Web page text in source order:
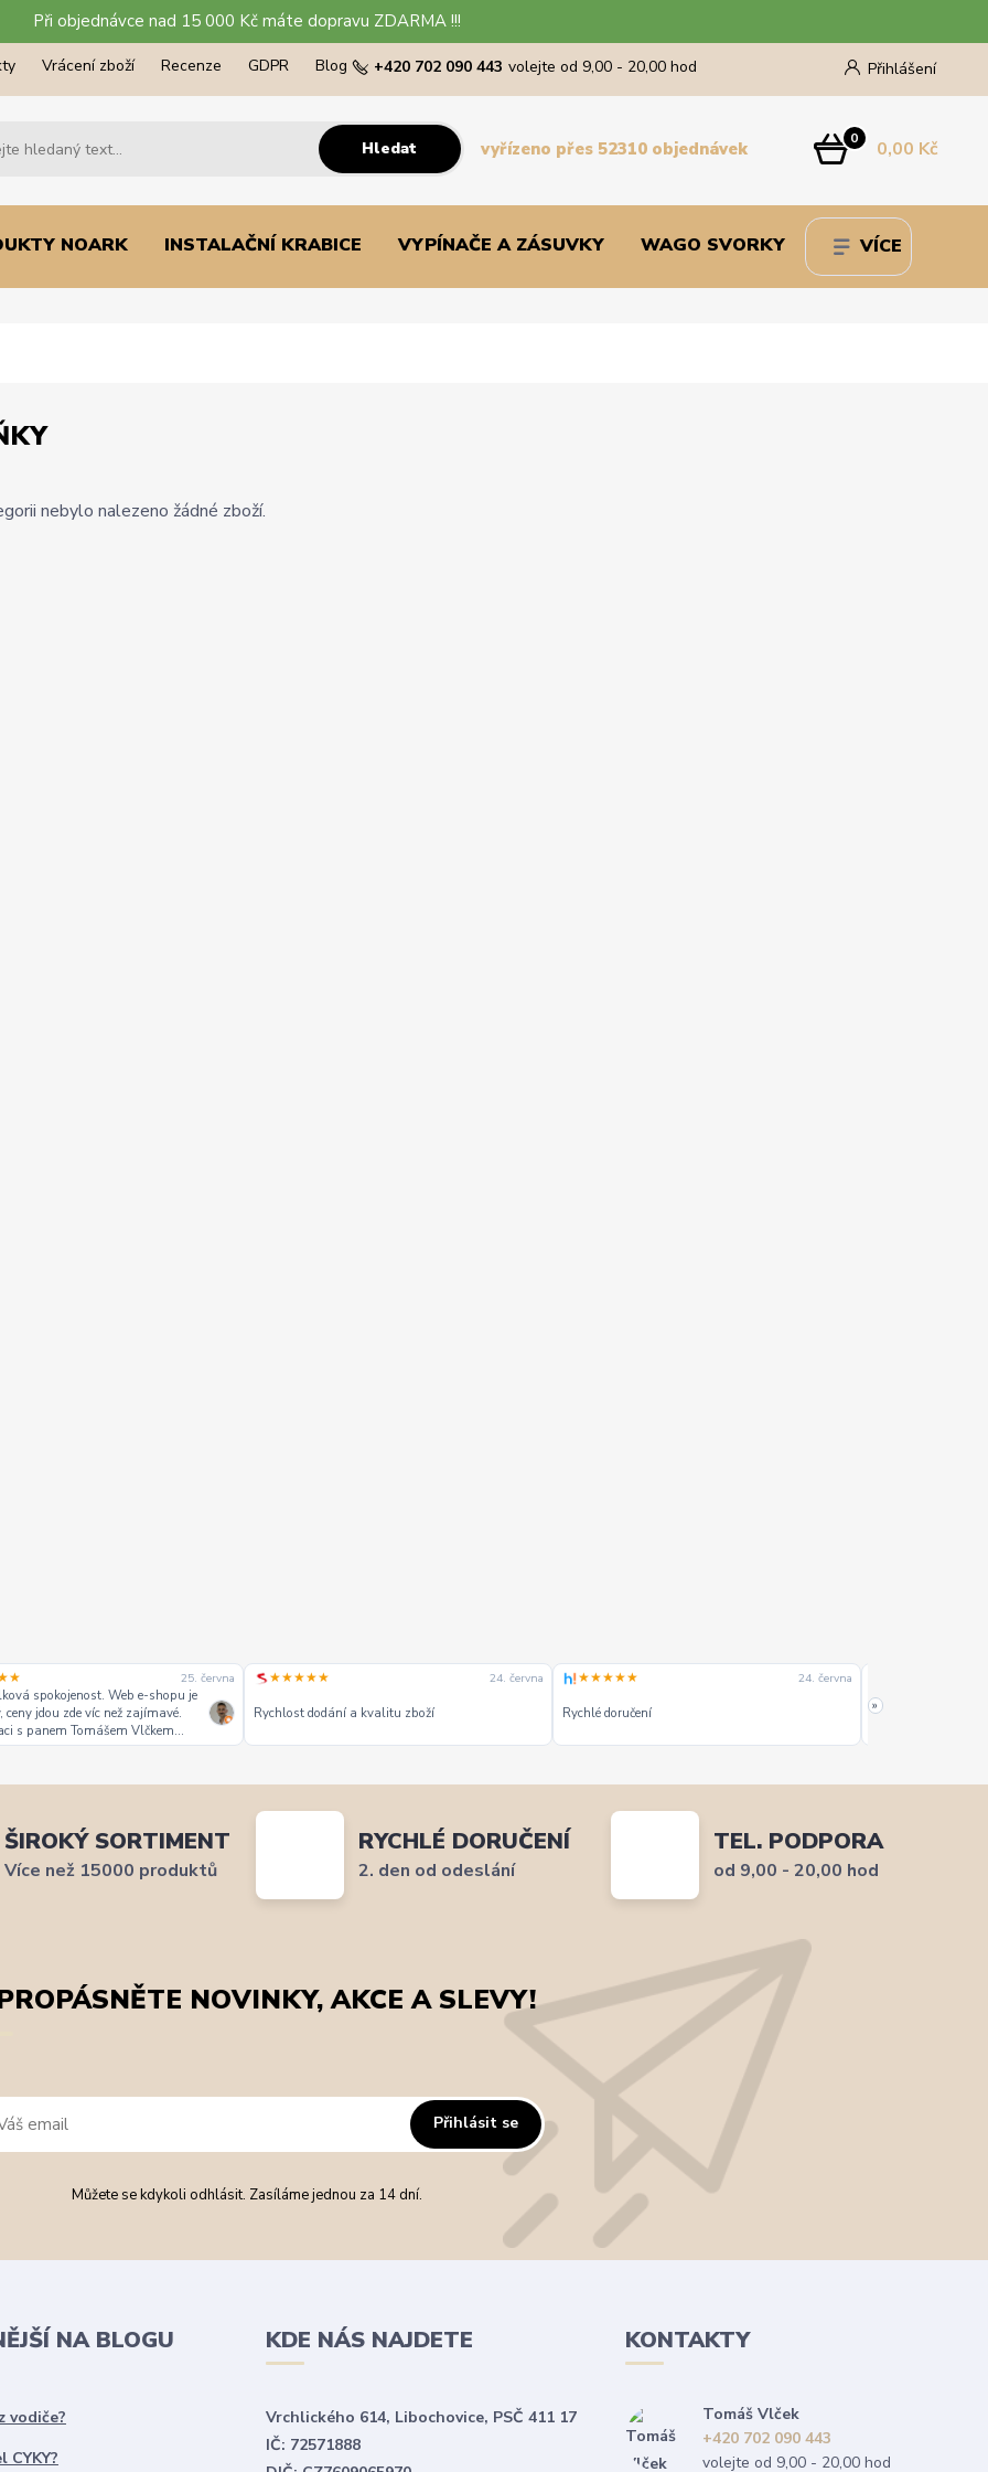
Při objednávce nad 15 000 Kč máte dopravu ZDARMA !!!
Vrácení zboží Recenze GDPR Blog Přihlášení
Hledat
+420 702 090 443 volejte od 9,00 - 20,00 hod
0 0,00 Kč
vyřízeno přes 52310 objednávek
NOARK INSTALAČNÍ KRABICE VYPÍNAČE A ZÁSUVKY WAGO SVORKY VÍCE
nebylo nalezeno žádné zboží.
25. června
spokojenost. Web e-shopu je
ceny jdou zde víc než zajímavé.
s panem Tomášem Vlčkem
Reaguje okamžitě na
zabalené s průvodním
★★★★★ 24. června
Rychlost dodání a kvalitu zboží
★★★★★ 24. června
Rychlé doručení
Naprostá
způsobem
»
ŠIROKÝ SORTIMENT
Více než 15000 produktů
RYCHLÉ DORUČENÍ
2. den od odeslání
TEL. PODPORA
od 9,00 - 20,00 hod
NOVINKY, AKCE A SLEVY!
Přihlásit se
Můžete se kdykoli odhlásit. Zasíláme jednou za 14 dní.
NA BLOGU
vodiče?
CYKY?
KDE NÁS NAJDETE
Vrchlického 614, Libochovice, PSČ 411 17
IČ: 72571888
KONTAKTY
Tomáš Vlček
+420 702 090 443
volejte od 9,00 - 20,00 hod